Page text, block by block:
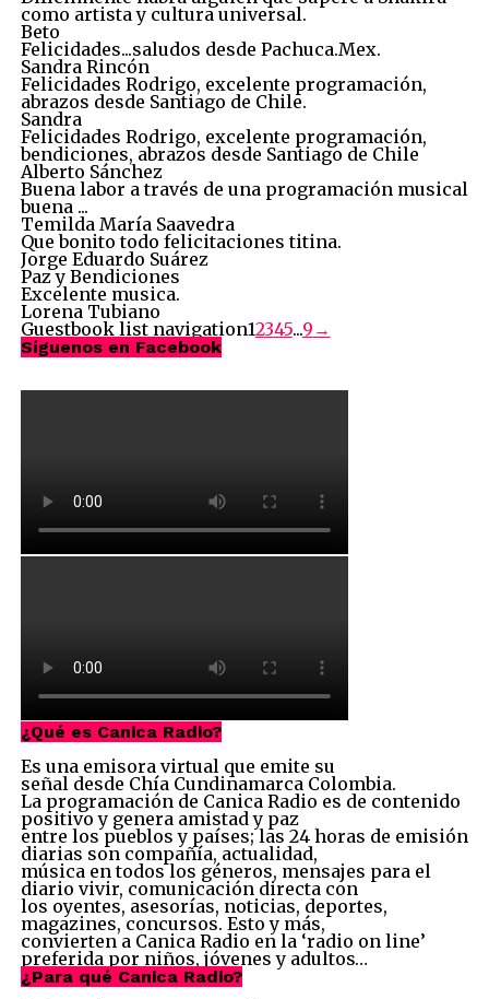
como artista y cultura universal.
Beto
Felicidades...saludos desde Pachuca.Mex.
Sandra Rincón
Felicidades Rodrigo, excelente programación,
abrazos desde Santiago de Chile.
Sandra
Felicidades Rodrigo, excelente programación,
bendiciones, abrazos desde Santiago de Chile
Alberto Sánchez
Buena labor a través de una programación musical
buena ...
Temilda María Saavedra
Que bonito todo felicitaciones titina.
Jorge Eduardo Suárez
Paz y Bendiciones
Excelente musica.
Lorena Tubiano
Guestbook list navigation12345...9 →
Síguenos en Facebook
¿Qué es Canica Radio?
Es una emisora virtual que emite su
señal desde Chía Cundinamarca Colombia.
La programación de Canica Radio es de contenido
positivo y genera amistad y paz
entre los pueblos y países; las 24 horas de emisión
diarias son compañía, actualidad,
música en todos los géneros, mensajes para el
diario vivir, comunicación directa con
los oyentes, asesorías, noticias, deportes,
magazines, concursos. Esto y más,
convierten a Canica Radio en la ‘radio on line’
preferida por niños, jóvenes y adultos…
¿Para qué Canica Radio?